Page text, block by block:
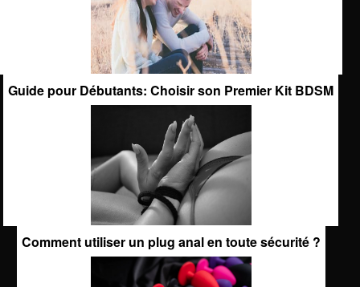
Guide pour Débutants: Choisir son Premier Kit BDSM
Comment utiliser un plug anal en toute sécurité ?